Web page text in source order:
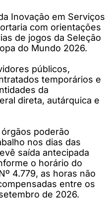
Inovação em Serviços
com orientações
de jogos da Seleção
do Mundo 2026.
públicos,
temporários e
da
direta, autárquica e
poderão
nos dias das
saída antecipada
o horário do
4.779, as horas não
entre os
de 2026.